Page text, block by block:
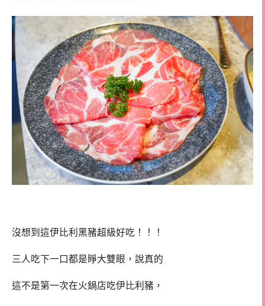
沒想到這伊比利黑豬超級好吃！！！
三人吃下一口都是睜大雙眼，說真的
這不是第一次在火鍋店吃伊比利豬，